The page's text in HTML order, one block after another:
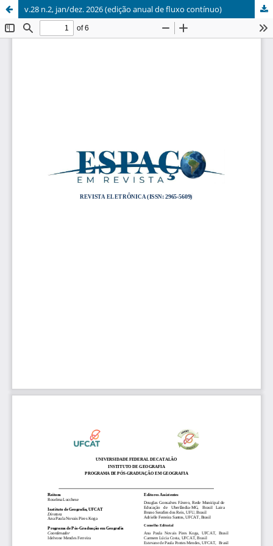
v.28 n.2, jan/dez. 2026 (edição anual de fluxo contínuo)